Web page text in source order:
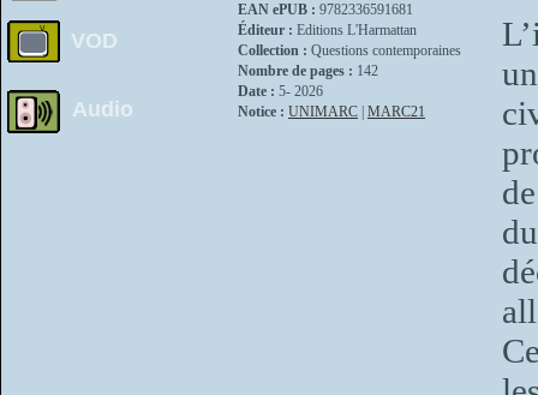
VOD
Audio
EAN ePUB : 9782336591681
Éditeur : Editions L'Harmattan
Collection : Questions contemporaines
Nombre de pages : 142
Date : 5- 2026
Notice : UNIMARC MARC21